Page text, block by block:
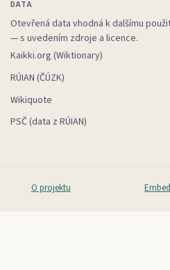
DATA
Otevřená data vhodná k dalšímu
— s uvedením zdroje a licence.
Kaikki.org (Wiktionary)
RÚIAN (ČÚZK)
Wikiquote
PSČ (data z RÚIAN)
O projektu